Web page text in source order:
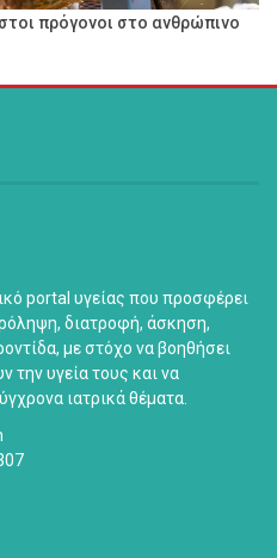
πρόγονοι στο ανθρώπινο
portal υγείας που προσφέρει
διατροφή, άσκηση,
με στόχο να βοηθήσει
την υγεία τους και να
ιατρικά θέματα.